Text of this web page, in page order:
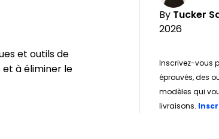
By Tucker
2026
Inscrivez-vous
éprouvés, des
modèles qui
livraisons.
et outils de
à éliminer le